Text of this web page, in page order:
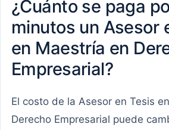
¿Cuánto se paga
minutos un Asesor
en Maestría en
Empresarial?
El costo de la Asesor en Tesis
Derecho Empresarial puede